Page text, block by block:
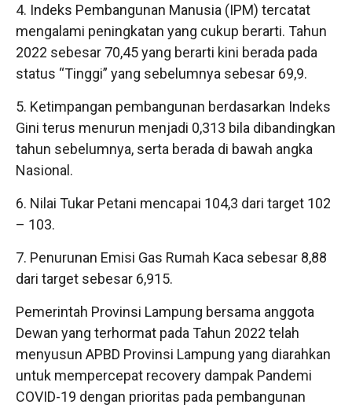
4. Indeks Pembangunan Manusia (IPM) tercatat
mengalami peningkatan yang cukup berarti. Tahun
2022 sebesar 70,45 yang berarti kini berada pada
status “Tinggi” yang sebelumnya sebesar 69,9.
5. Ketimpangan pembangunan berdasarkan Indeks
Gini terus menurun menjadi 0,313 bila dibandingkan
tahun sebelumnya, serta berada di bawah angka
Nasional.
6. Nilai Tukar Petani mencapai 104,3 dari target 102
– 103.
7. Penurunan Emisi Gas Rumah Kaca sebesar 8,88
dari target sebesar 6,915.
Pemerintah Provinsi Lampung bersama anggota
Dewan yang terhormat pada Tahun 2022 telah
menyusun APBD Provinsi Lampung yang diarahkan
untuk mempercepat recovery dampak Pandemi
COVID-19 dengan prioritas pada pembangunan